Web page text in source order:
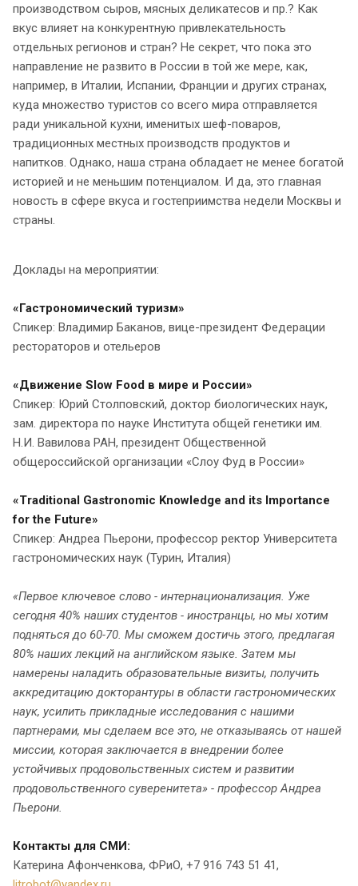
производством сыров, мясных деликатесов и пр.? Как
вкус влияет на конкурентную привлекательность
отдельных регионов и стран? Не секрет, что пока это
направление не развито в России в той же мере, как,
например, в Италии, Испании, Франции и других странах,
куда множество туристов со всего мира отправляется
ради уникальной кухни, именитых шеф-поваров,
традиционных местных производств продуктов и
напитков. Однако, наша страна обладает не менее богатой
историей и не меньшим потенциалом. И да, это главная
новость в сфере вкуса и гостеприимства недели Москвы и
страны.
Доклады на мероприятии:
«Гастрономический туризм»
Спикер: Владимир Баканов, вице-президент Федерации
рестораторов и отельеров
«Движение Slow Food в мире и России»
Спикер: Юрий Столповский, доктор биологических наук,
зам. директора по науке Института общей генетики им.
Н.И. Вавилова РАН, президент Общественной
общероссийской организации «Слоу Фуд в России»
«Traditional Gastronomic Knowledge and its Importance
for the Future»
Спикер: Андреа Пьерони, профессор ректор Университета
гастрономических наук (Турин, Италия)
«Первое ключевое слово - интернационализация. Уже
сегодня 40% наших студентов - иностранцы, но мы хотим
подняться до 60-70. Мы сможем достичь этого, предлагая
80% наших лекций на английском языке. Затем мы
намерены наладить образовательные визиты, получить
аккредитацию докторантуры в области гастрономических
наук, усилить прикладные исследования с нашими
партнерами, мы сделаем все это, не отказываясь от нашей
миссии, которая заключается в внедрении более
устойчивых продовольственных систем и развитии
продовольственного суверенитета» - профессор Андреа
Пьерони.
Контакты для СМИ:
Катерина Афонченкова, ФРиО, +7 916 743 51 41,